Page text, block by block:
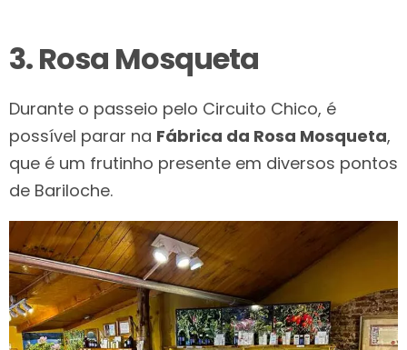
3. Rosa Mosqueta
Durante o passeio pelo Circuito Chico, é
possível parar na Fábrica da Rosa Mosqueta,
que é um frutinho presente em diversos pontos
de Bariloche.